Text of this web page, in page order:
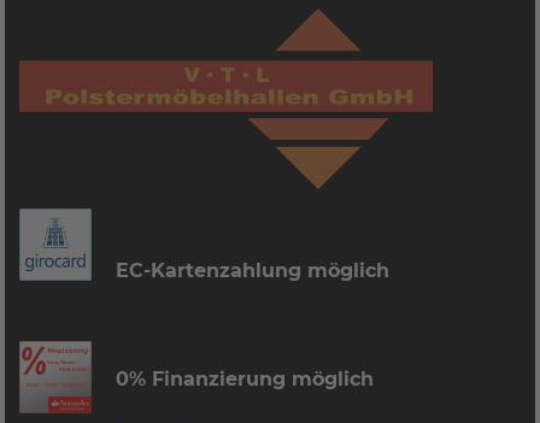
EC-Kartenzahlung möglich
0% Finanzierung möglich